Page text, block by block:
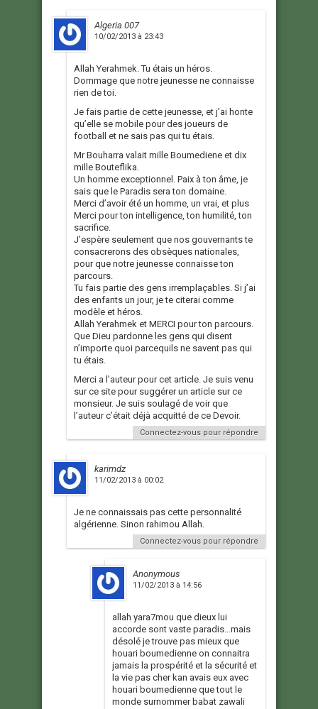
Algeria 007
10/02/2013 à 23:43
Allah Yerahmek. Tu étais un héros.
Dommage que notre jeunesse ne connaisse
rien de toi.
Je fais partie de cette jeunesse, et j’ai honte
qu’elle se mobile pour des joueurs de
football et ne sais pas qui tu étais.
Mr Bouharra valait mille Boumediene et dix
mille Bouteflika.
Un homme exceptionnel. Paix à ton âme, je
sais que le Paradis sera ton domaine.
Merci d’avoir été un homme, un vrai, et plus
Merci pour ton intelligence, ton humilité, ton
sacrifice.
J’espère seulement que nos gouvernants te
consacrerons des obsèques nationales,
pour que notre jeunesse connaisse ton
parcours.
Tu fais partie des gens irremplaçables. Si j’ai
des enfants un jour, je te citerai comme
modèle et héros.
Allah Yerahmek et MERCI pour ton parcours.
Que Dieu pardonne les gens qui disent
n’importe quoi parcequils ne savent pas qui
tu étais.
Merci a l’auteur pour cet article. Je suis venu
sur ce site pour suggérer un article sur ce
monsieur. Je suis soulagé de voir que
l’auteur c’était déjà acquitté de ce Devoir.
Connectez-vous pour répondre
karimdz
11/02/2013 à 00:02
Je ne connaissais pas cette personnalité
algérienne. Sinon rahimou Allah.
Connectez-vous pour répondre
Anonymous
11/02/2013 à 14:56
allah yara7mou que dieux lui
accorde sont vaste paradis…mais
désolé je trouve pas mieux que
houari boumedienne on connaitra
jamais la prospérité et la sécurité et
la vie pas cher kan avais eux avec
houari boumedienne que tout le
monde surnommer babat zawali